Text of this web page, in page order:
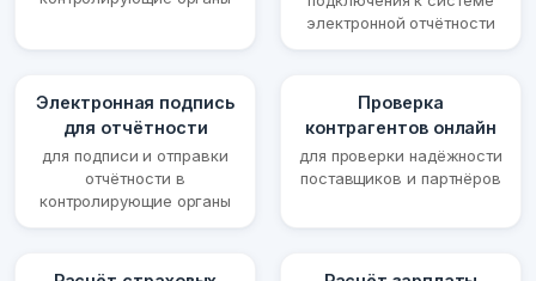
электронной отчётности
Электронная подпись
для отчётности
для подписи и отправки
отчётности в
контролирующие органы
Проверка
контрагентов онлайн
для проверки надёжности
поставщиков и партнёров